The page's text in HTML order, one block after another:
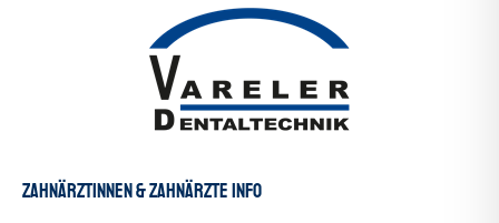
Zahnärztinnen & Zahnärzte INFO